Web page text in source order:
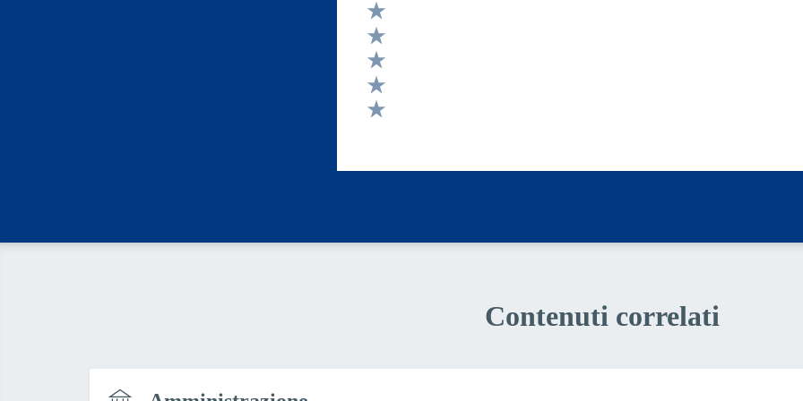
Valuta 5 stelle su 5
Valuta 4 stelle su 5
Valuta 3 stelle su 5
Valuta 2 stelle su 5
Contenuti correlati